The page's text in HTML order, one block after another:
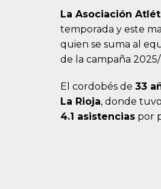
La Asociación
temporada y este
quien se suma al
de la campaña 2025/
El cordobés de 33
La Rioja, donde
4.1 asistencias por